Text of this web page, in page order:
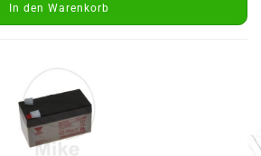
In den Warenkorb